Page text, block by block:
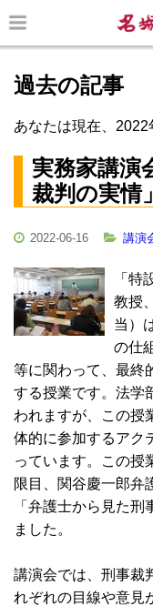
過去の記事
あなたは現在、2022
実務家講演
裁判の実情
2022-06-16 講演
「特
教授
当）
の仕
等に関わって、最終
する授業です。法学
われますが、この授
体的に参加するアク
っています。この授
限目、関谷慶一郎弁
「弁護士から見た
ました。
講演会では、刑事裁
れぞれの目線や意見